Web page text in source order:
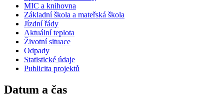
MIC a knihovna
Základní škola a mateřská škola
Jízdní řády
Aktuální teplota
Životní situace
Odpady
Statistické údaje
Publicita projektů
Datum a čas